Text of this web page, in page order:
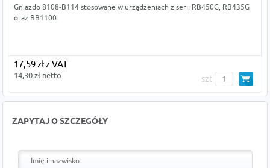
Gniazdo 8108-B114 stosowane w urządzeniach z serii RB450G, RB435G
oraz RB1100.
17,59 zł z VAT
14,30 zł netto szt
ZAPYTAJ O SZCZEGÓŁY